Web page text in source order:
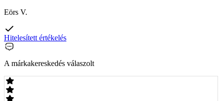
Eörs V.
Hitelesített értékelés
A márkakereskedés válaszolt